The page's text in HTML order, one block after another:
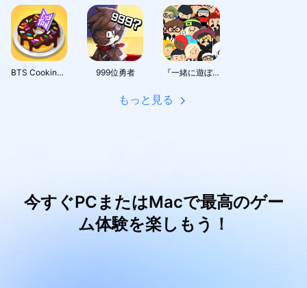
BTS Cooking On 999位勇者 『一緒に遊ぼう』：アバターで広がるソーシャルワールド
もっと見る
今すぐPCまたはMacで最高のゲー
ム体験を楽しもう！